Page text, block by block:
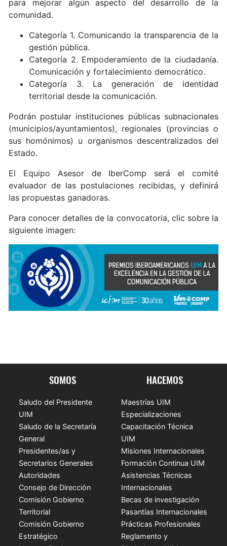
para mejorar algún aspecto del desarrollo de la
comunidad.
Categoría 1. Comunicando la transparencia de la
gestión pública.
Categoría 2. Empoderamiento de la ciudadanía.
Comunicación y fortalecimiento democrático.
Categoría 3. La generación de identidad
territorial desde la comunicación.
Podrán postular instituciones públicas subnacionales
(municipios/ayuntamientos), regionales (provincias o
sus homónimos) u organismos descentralizados del
Estado.
El Equipo Asesor de IberComp será el comité
evaluador de las postulaciones recibidas, y definirá
las propuestas ganadoras.
Para conocer detalles de la convocatoria, clic sobre la
siguiente imagen:
SOMOS
Saludo del Presidente
UIM
Saludo de la Secretaría
General
Presidentes/as y
Secretarios Generales
Autoridades
Consejo de Dirección
Comisión Gobierno
Territorial
Comisión Gobierno
Estratégico
HACEMOS
Maestrías UIM
Especializaciones
Capacitación Técnica
UIM
Misiones Internacionales
Formación Continua UIM
Asistencias Técnicas
Internacionales
Becas de investigación
Pasantías Internacionales
Prácticas Profesionales
Reglamento y